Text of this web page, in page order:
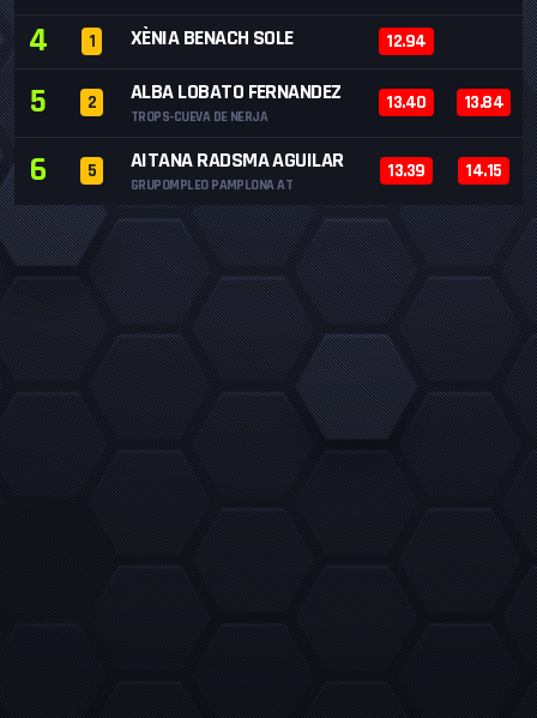
4 1 XÈNIA BENACH SOLE 12.94
5 2 ALBA LOBATO FERNANDEZ
TROPS-CUEVA DE NERJA
13.40 13.84
6 5 AITANA RADSMA AGUILAR
GRUPOMPLEO PAMPLONA AT
13.39 14.15